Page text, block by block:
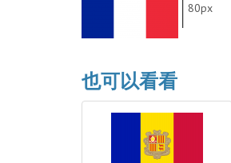
80px
也可以看看